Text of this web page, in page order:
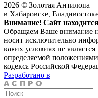
2026 © Золотая Антилопа
в Хабаровске,
Внимание! Сайт
Обращаем Ваше внимание
носит исключительно
каких условиях не
определяемой
кодекса Российской
Разработано в